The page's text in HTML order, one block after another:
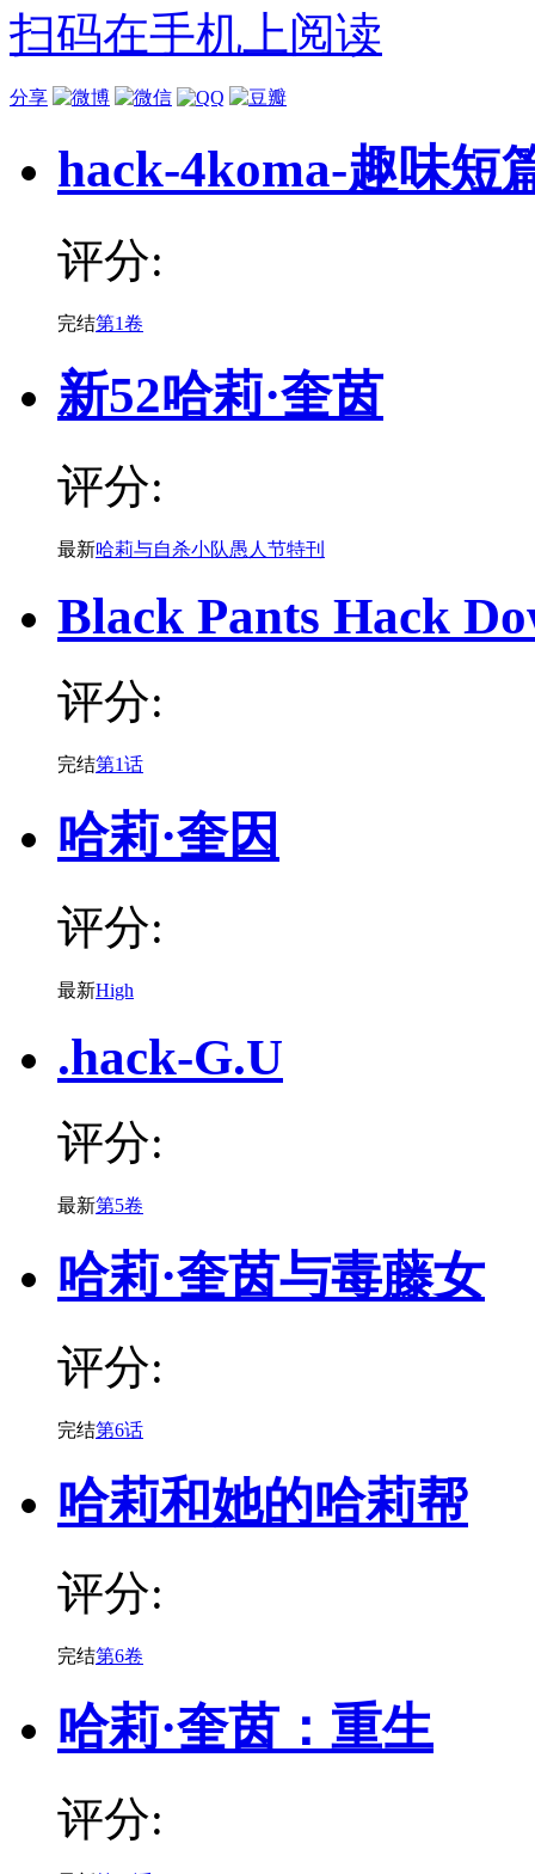
扫码在手机上阅读
分享
hack-4koma-趣味短
评分:
完结第1卷
新52哈莉·奎茵
评分:
最新哈莉与自杀小队愚人节特刊
Black Pants Hack
评分:
完结第1话
哈莉·奎因
评分:
最新High
.hack-G.U
评分:
最新第5卷
哈莉·奎茵与毒藤女
评分:
完结第6话
哈莉和她的哈莉帮
评分:
完结第6卷
哈莉·奎茵：重生
评分: